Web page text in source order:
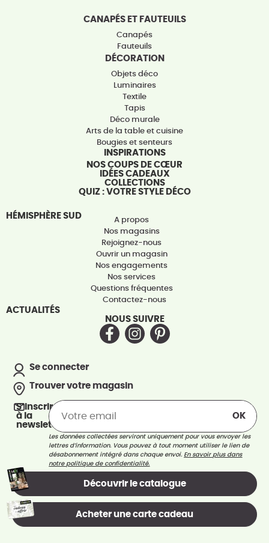
CANAPÉS ET FAUTEUILS
Canapés
Fauteuils
DÉCORATION
Objets déco
Luminaires
Textile
Tapis
Déco murale
Arts de la table et cuisine
Bougies et senteurs
INSPIRATIONS
NOS COUPS DE CŒUR
IDÉES CADEAUX
COLLECTIONS
QUIZ : VOTRE STYLE DÉCO
HÉMISPHÈRE SUD
A propos
Nos magasins
Rejoignez-nous
Ouvrir un magasin
Nos engagements
Nos services
Questions fréquentes
Contactez-nous
ACTUALITÉS
NOUS SUIVRE
Se connecter
Trouver votre magasin
S’inscrire
à la
newsletter
Les données collectées serviront uniquement pour vous envoyer les
lettres d’information. Vous pouvez à tout moment utiliser le lien de
désabonnement intégré dans chaque envoi. En savoir plus dans
notre politique de confidentialité.
Découvrir le catalogue
Acheter une carte cadeau